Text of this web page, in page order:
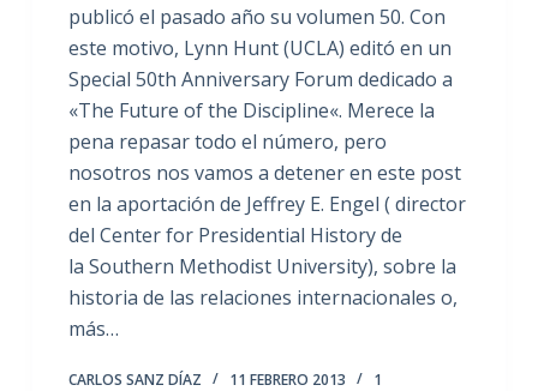
publicó el pasado año su volumen 50. Con
este motivo, Lynn Hunt (UCLA) editó en un
Special 50th Anniversary Forum dedicado a
«The Future of the Discipline«. Merece la
pena repasar todo el número, pero
nosotros nos vamos a detener en este post
en la aportación de Jeffrey E. Engel ( director
del Center for Presidential History de
la Southern Methodist University), sobre la
historia de las relaciones internacionales o,
más…
CARLOS SANZ DÍAZ 11 FEBRERO 2013
1